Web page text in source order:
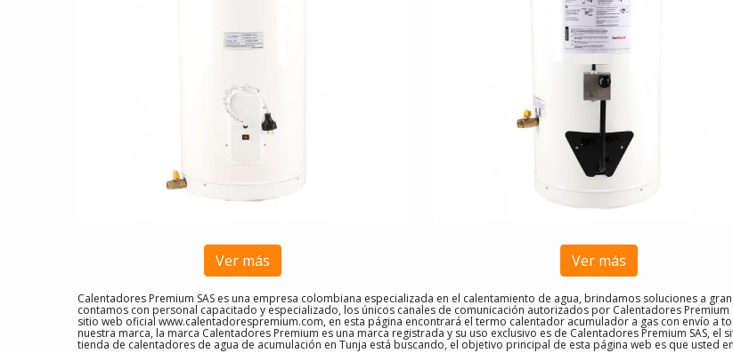
Ver más Ver más
Calentadores Premium SAS es una empresa colombiana especializada en el calentamiento de agua, brindamos soluciones a
contamos con personal capacitado y especializado, los únicos canales de comunicación autorizados por Calentadores Premium
sitio web oficial www.calentadorespremium.com, en esta página encontrará el termo calentador acumulador a gas con envío a
nuestra marca, la marca Calentadores Premium es una marca registrada y su uso exclusivo es de Calentadores Premium SAS,
tienda de calentadores de agua de acumulación en Tunja está buscando, el objetivo principal de esta página web es que usted